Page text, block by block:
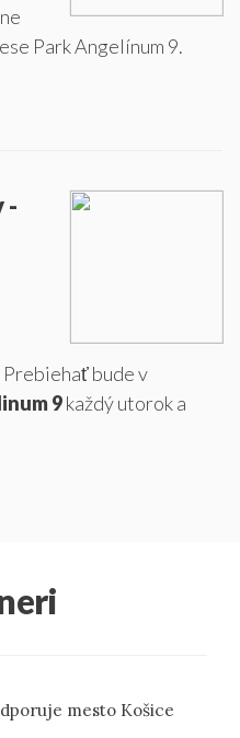
Park Angelínum 9.
-
bude v
9každý utorok a
mesto Košice